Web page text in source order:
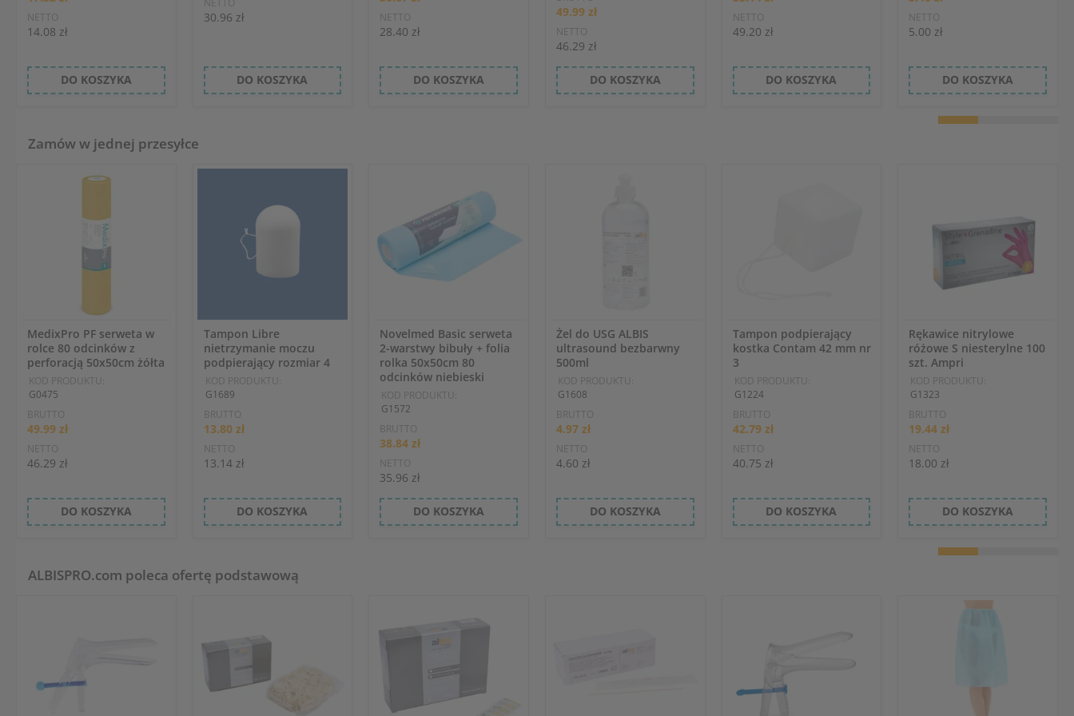
NETTO
14.08 zł
DO KOSZYKA
NETTO
30.96 zł
DO KOSZYKA
NETTO
28.40 zł
DO KOSZYKA
49.99 zł
NETTO
46.29 zł
DO KOSZYKA
NETTO
49.20 zł
DO KOSZYKA
NETTO
5.00 zł
DO KOSZYKA
Zamów w jednej przesyłce
MedixPro PF serweta w
rolce 80 odcinków z
perforacją 50x50cm żółta
KOD PRODUKTU:
G0475
BRUTTO
49.99 zł
NETTO
46.29 zł
DO KOSZYKA
Tampon Libre
nietrzymanie moczu
podpierający rozmiar 4
KOD PRODUKTU:
G1689
BRUTTO
13.80 zł
NETTO
13.14 zł
DO KOSZYKA
Novelmed Basic serweta
2-warstwy bibuły + folia
rolka 50x50cm 80
odcinków niebieski
KOD PRODUKTU:
G1572
BRUTTO
38.84 zł
NETTO
35.96 zł
DO KOSZYKA
Żel do USG ALBIS
ultrasound bezbarwny
500ml
KOD PRODUKTU:
G1608
BRUTTO
4.97 zł
NETTO
4.60 zł
DO KOSZYKA
Tampon podpierający
kostka Contam 42 mm nr
3
KOD PRODUKTU:
G1224
BRUTTO
42.79 zł
NETTO
40.75 zł
DO KOSZYKA
Rękawice nitrylowe
różowe S niesterylne 100
szt. Ampri
KOD PRODUKTU:
G1323
BRUTTO
19.44 zł
NETTO
18.00 zł
DO KOSZYKA
ALBISPRO.com poleca ofertę podstawową